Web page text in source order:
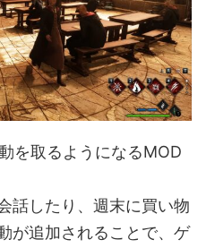
を取るようになるMOD
話したり、週末に買い物
が追加されることで、ゲ